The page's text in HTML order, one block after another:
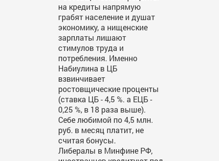
на кредиты напрямую
грабят население и душат
экономику, а нищенские
зарплаты лишают
стимулов труда и
потребления. Именно
Набиулина в ЦБ
взвинчивает
ростовщические проценты
(ставка ЦБ - 4,5 %. а ЕЦБ -
0,25 %, в 18 раза выше).
Себе любимой по 4,5 млн.
руб. в месяц платит, не
считая бонусы.
Либералы в Минфине РФ,